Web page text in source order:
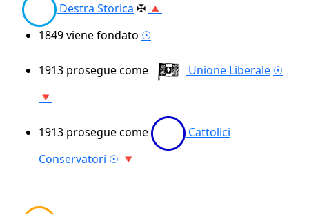
Destra Storica ✠ 🔺
1849viene fondato ☉
1913 prosegue come Unione Liberale ☉
🔻
1913 prosegue come
Cattolici
Conservatori ☉ 🔻